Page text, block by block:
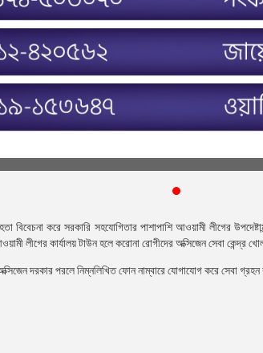
বিবেচনা করে সরকারি সহযোগিতার পাশাপাশি আওয়ামী লীগের
লীগের কার্যালয় টাউন হলে করোনা রোগীদের অক্সিজেন সেবা কেন্দ্র
দরকার পরলে নিম্নলিখিত ফোন নাম্বারে যোগাযোগ করে সেবা